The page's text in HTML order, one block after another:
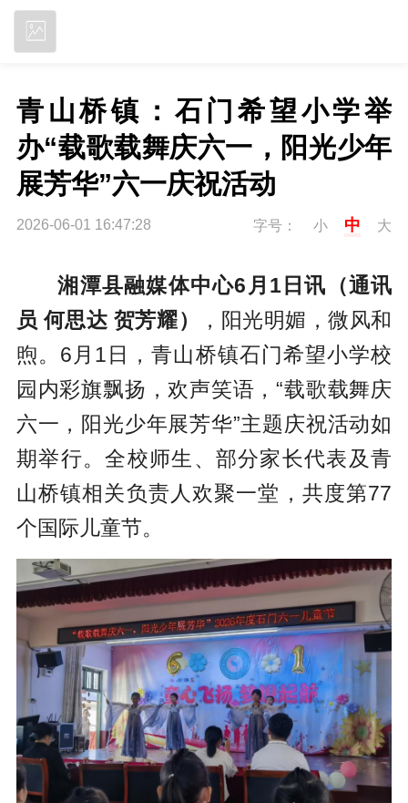
青山桥镇：石门希望小学举
办“载歌载舞庆六一，阳光少年
展芳华”六一庆祝活动
2026-06-01 16:47:28 字号： 小 中 大
湘潭县融媒体中心6月1日讯（通讯
员 何思达 贺芳耀）
，阳光明媚，微风和
煦。6月1日，青山桥镇石门希望小学校
园内彩旗飘扬，欢声笑语，“载歌载舞庆
六一，阳光少年展芳华”主题庆祝活动如
期举行。全校师生、部分家长代表及青
山桥镇相关负责人欢聚一堂，共度第77
个国际儿童节。